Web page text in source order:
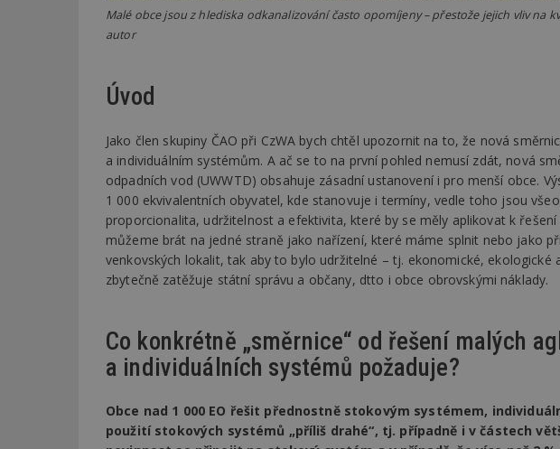
Malé obce jsou z hlediska odkanalizování často opomíjeny – přestože jejich vliv na
autor
Úvod
Jako člen skupiny ČAO při CzWA bych chtěl upozornit na to, že nová
a individuálním systémům. A ač se to na první pohled nemusí zdát, nová
odpadních vod (UWWTD) obsahuje zásadní ustanovení i pro menší obce.
1 000 ekvivalentních obyvatel, kde stanovuje i termíny, vedle toho jsou
proporcionalita, udržitelnost a efektivita, které by se měly aplikovat k
můžeme brát na jedné straně jako nařízení, které máme splnit nebo jako
venkovských lokalit, tak aby to bylo udržitelné – tj. ekonomické, ekologické
zbytečně zatěžuje státní správu a občany, dtto i obce obrovskými náklady.
Co konkrétně „směrnice“ od řešení malých
a individuálních systémů požaduje?
Obce nad 1 000 EO řešit přednostně stokovým systémem,
použití stokových systémů „příliš drahé“, tj. případně i v částech